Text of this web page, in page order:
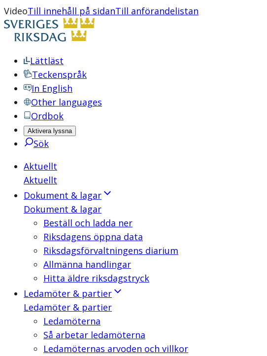
VideoTill innehåll på sidanTill anförandelistan
Lättläst
Teckenspråk
In English
Other languages
Ordbok
Aktivera lyssna
Sök
Aktuellt
Aktuellt
Dokument & lagar
Dokument & lagar
Beställ och ladda ner
Riksdagens öppna data
Riksdagsförvaltningens diarium
Allmänna handlingar
Hitta äldre riksdagstryck
Ledamöter & partier
Ledamöter & partier
Ledamöterna
Så arbetar ledamöterna
Ledamöternas arvoden och villkor